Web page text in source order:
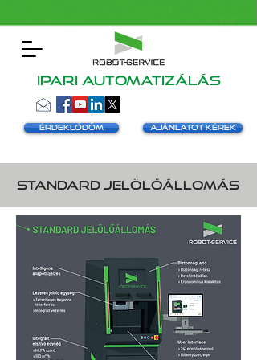
Ipari automatizálás
Érdeklődöm Ajánlatot kérek
Standard Jelölőállomás